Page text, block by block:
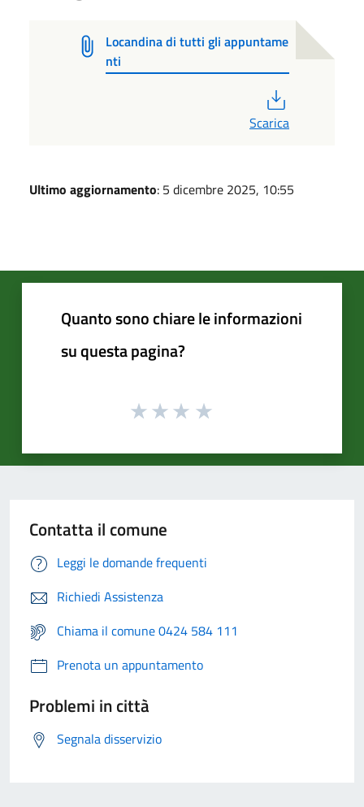
Locandina di tutti gli appuntame
nti
Scarica
Ultimo aggiornamento: 5 dicembre 2025, 10:55
Quanto sono chiare le informazioni
su questa pagina?
Contatta il comune
Leggi le domande frequenti
Richiedi Assistenza
Chiama il comune 0424 584 111
Prenota un appuntamento
Problemi in città
Segnala disservizio